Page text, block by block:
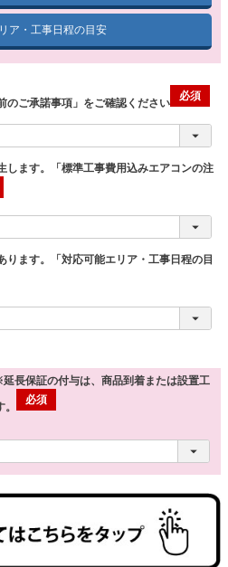
ア・工事日程の目安
のご承諾事項」をご確認ください
します。「標準工事費用込みエアコンの注
ります。「対応可能エリア・工事日程の目
長保証の付与は、商品到着または設置工